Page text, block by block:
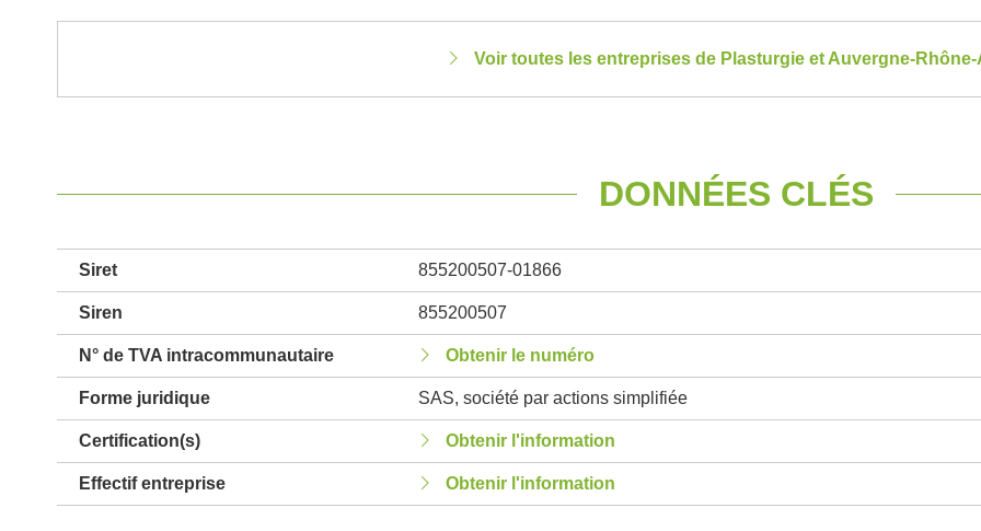
Voir toutes les entreprises de Plasturgie et Auvergne-
DONNÉES CLÉS
Siret 855200507-01866
Siren 855200507
N° de TVA intracommunautaire Obtenir le numéro
Forme juridique SAS, société par actions simplifiée
Certification(s) Obtenir l'information
Effectif entreprise Obtenir l'information